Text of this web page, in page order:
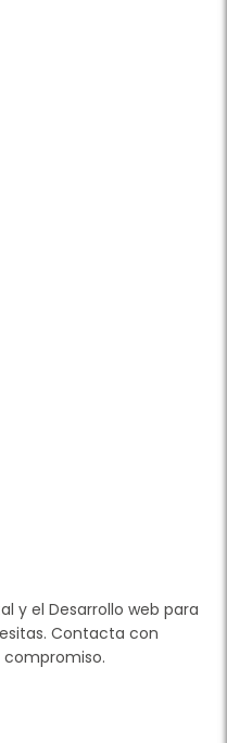
y el Desarrollo web para
Contacta con
compromiso.